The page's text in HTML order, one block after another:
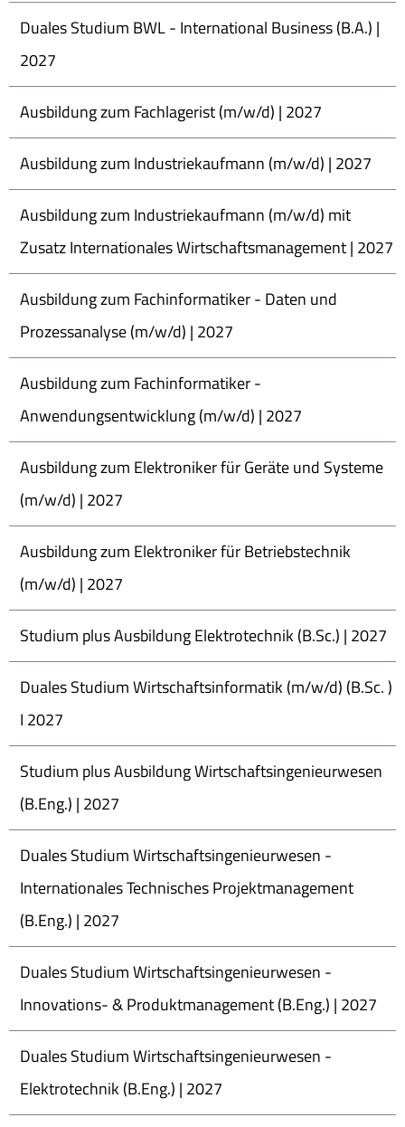
Duales Studium BWL - International Business (B.A.) |
2027
Ausbildung zum Fachlagerist (m/w/d) | 2027
Ausbildung zum Industriekaufmann (m/w/d) | 2027
Ausbildung zum Industriekaufmann (m/w/d) mit
Zusatz Internationales Wirtschaftsmanagement | 2027
Ausbildung zum Fachinformatiker - Daten und
Prozessanalyse (m/w/d) | 2027
Ausbildung zum Fachinformatiker -
Anwendungsentwicklung (m/w/d) | 2027
Ausbildung zum Elektroniker für Geräte und Systeme
(m/w/d) | 2027
Ausbildung zum Elektroniker für Betriebstechnik
(m/w/d) | 2027
Studium plus Ausbildung Elektrotechnik (B.Sc.) | 2027
Duales Studium Wirtschaftsinformatik (m/w/d) (B.Sc. )
I 2027
Studium plus Ausbildung Wirtschaftsingenieurwesen
(B.Eng.) | 2027
Duales Studium Wirtschaftsingenieurwesen -
Internationales Technisches Projektmanagement
(B.Eng.) | 2027
Duales Studium Wirtschaftsingenieurwesen -
Innovations- & Produktmanagement (B.Eng.) | 2027
Duales Studium Wirtschaftsingenieurwesen -
Elektrotechnik (B.Eng.) | 2027